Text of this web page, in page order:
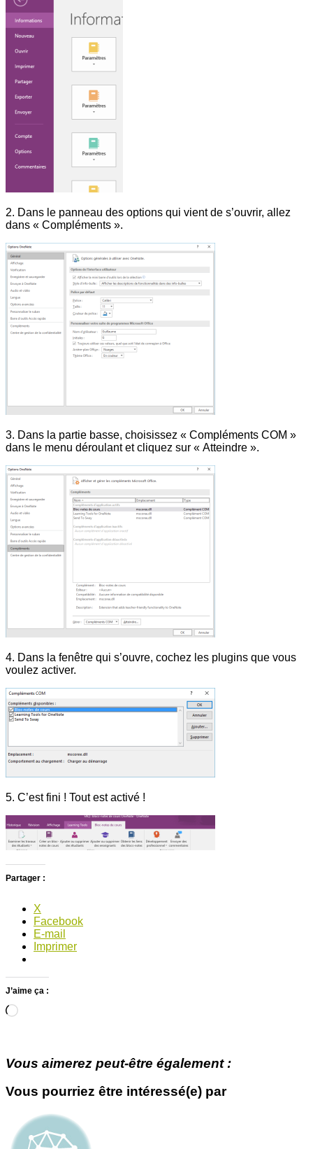
2. Dans le panneau des options qui vient de s’ouvrir, allez
dans « Compléments ».
3. Dans la partie basse, choisissez « Compléments COM »
dans le menu déroulant et cliquez sur « Atteindre ».
4. Dans la fenêtre qui s’ouvre, cochez les plugins que vous
voulez activer.
5. C’est fini ! Tout est activé !
Partager :
X
Facebook
E-mail
Imprimer
J’aime ça :
Chargement…
Vous aimerez peut-être également :
Vous pourriez être intéressé(e) par